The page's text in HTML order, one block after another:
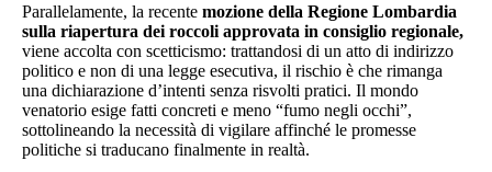
Parallelamente, la recente mozione della Regione Lombardia
sulla riapertura dei roccoli approvata in consiglio regionale,
viene accolta con scetticismo: trattandosi di un atto di indirizzo
politico e non di una legge esecutiva, il rischio è che rimanga
una dichiarazione d’intenti senza risvolti pratici. Il mondo
venatorio esige fatti concreti e meno “fumo negli occhi”,
sottolineando la necessità di vigilare affinché le promesse
politiche si traducano finalmente in realtà.